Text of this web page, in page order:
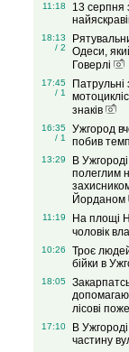
11:18
13 серпня
18:13
/ 2
Одеси,
Говерлі
17:45
/ 1
Патрульні
знаків
16:35
/ 1
Ужгород
побив
13:29
В
полеглим
Йорданом
11:19
На площі
чоловік
10:26
Троє
бійки в
18:05
лісові
17:10
В
частину